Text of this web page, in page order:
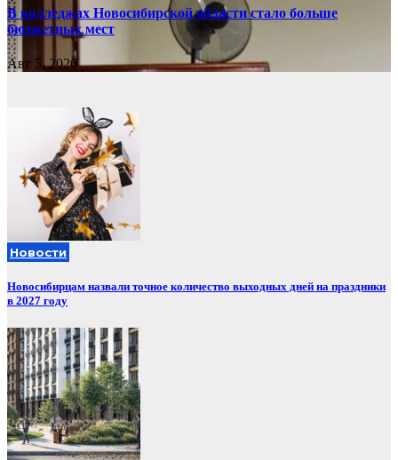
В колледжах Новосибирской области стало больше
бюджетных мест
Авг 5, 2026
Новости
Новосибирцам назвали точное количество выходных дней на праздники
в 2027 году